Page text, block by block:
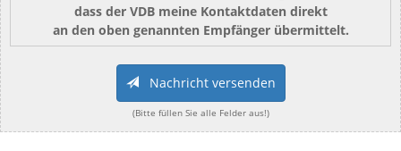
dass der VDB meine Kontaktdaten direkt
an den oben genannten Empfänger übermittelt.
Nachricht versenden
(Bitte füllen Sie alle Felder aus!)